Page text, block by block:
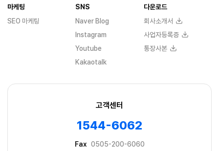
고객센터
1544-6062
Fax 0505-200-6060
마케팅
SEO 마케팅
SNS
Naver Blog
Instagram
Youtube
Kakaotalk
다운로드
회사소개서
사업자등록증
통장사본